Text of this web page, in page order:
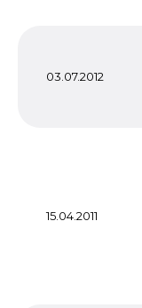
03.07.2012
15.04.2011